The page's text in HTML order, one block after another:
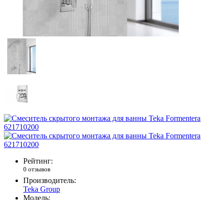
Рейтинг:
0 отзывов
Производитель:
Teka Group
Модель: